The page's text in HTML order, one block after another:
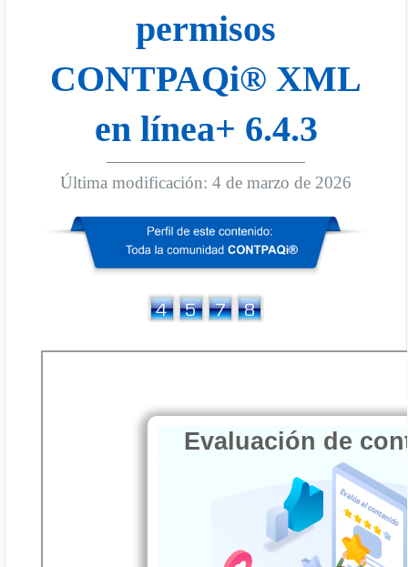
permisos
CONTPAQi® XML
en línea+ 6.4.3
Última modificación: 4 de marzo de 2026